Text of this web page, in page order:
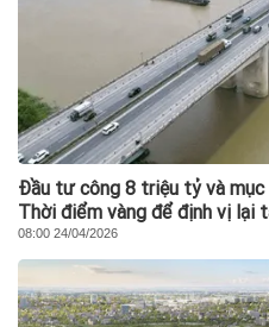
Đầu tư công 8 triệu tỷ và
Thời điểm vàng để định vị lại
08:00 24/04/2026